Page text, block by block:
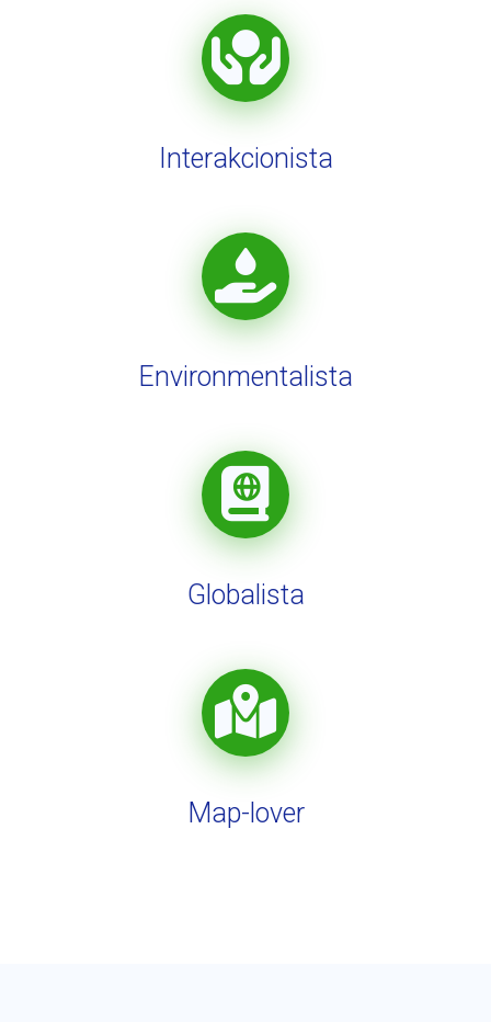
Interakcionista
Environmentalista
Globalista
Map-lover